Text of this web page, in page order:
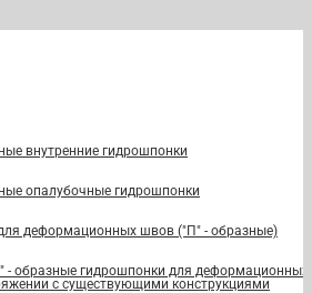
внутренние гидрошпонки
опалубочные гидрошпонки
деформационных швов ("П" - образные)
- образные гидрошпонки для деформационных
с существующими конструкциями